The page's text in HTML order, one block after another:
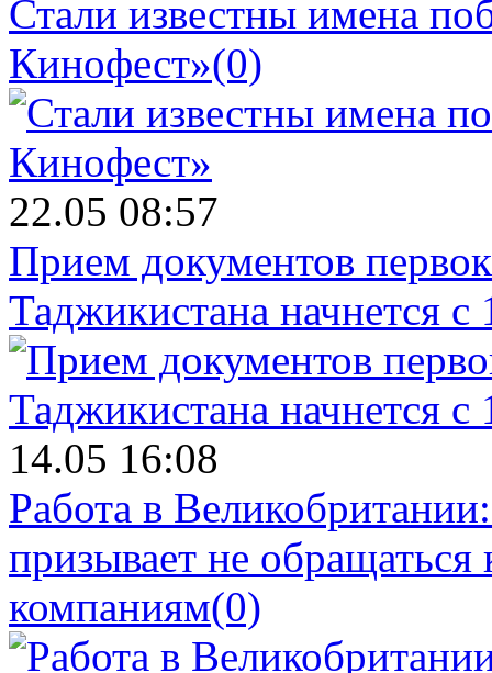
Стали известны имена
Кинофест»(0)
22.05 08:57
Прием документов
Таджикистана начнется с
14.05 16:08
Работа в
призывает не
компаниям(0)